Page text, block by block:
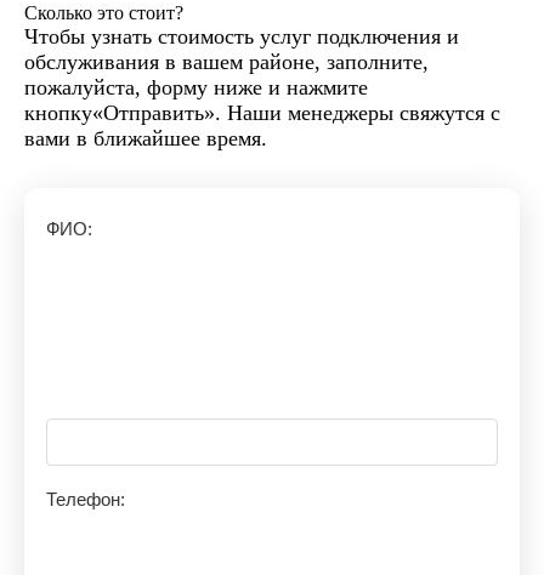
Сколько это стоит?
Чтобы узнать стоимость услуг подключения и
обслуживания в вашем районе, заполните,
пожалуйста, форму ниже и нажмите
кнопку«Отправить». Наши менеджеры свяжутся с
вами в ближайшее время.
ФИО:
Телефон: